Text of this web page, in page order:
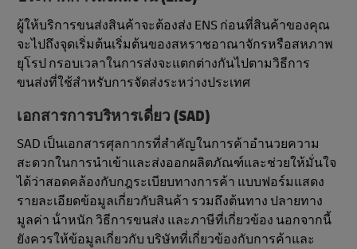
ผู้ให้บริการขนส่งสินค้าจะต้องส่ง ENS ก่อนที่สินค้าของคุณ
จะไปถึงจุดเริ่มต้นเริ่มต้นของสหราชอาณาจักรหรือสหภาพ
ยุโรป กรอบเวลาในการส่งจะแตกต่างกันไปตามวิธีการ
ขนส่งที่ใช้สําหรับการจัดส่งระหว่างประเทศ
เอกสารการบริหารเดี่ยว (SAD)
SAD เป็นเอกสารศุลกากรที่สําคัญในการค้าอํานวยความ
สะดวกในการนําเข้าและส่งออกผลิตภัณฑ์และช่วยให้มั่นใจ
ได้ว่าสอดคล้องกับกฎระเบียบทางการค้า แบบฟอร์มแสดง
รายละเอียดข้อมูลเกี่ยวกับสินค้า รวมถึงต้นทาง ปลายทาง
มูลค่า น้ําหนัก วิธีการขนส่ง และภาษีที่เกี่ยวข้อง นอกจากนี้
ยังควรให้ข้อมูลเกี่ยวกับ บริษัทที่เกี่ยวข้องกับการค้าและ